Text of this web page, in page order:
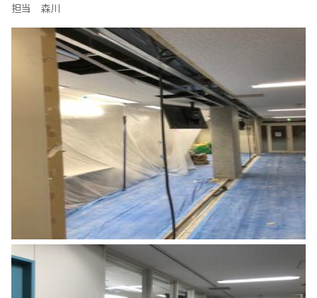
担当 森川